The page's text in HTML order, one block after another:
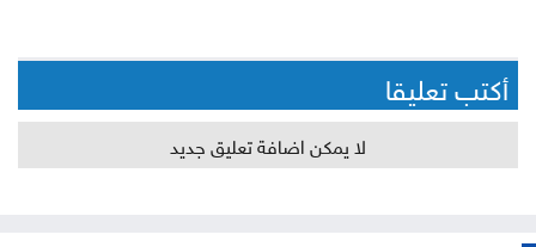
أكتب تعليقا
لا يمكن اضافة تعليق جديد